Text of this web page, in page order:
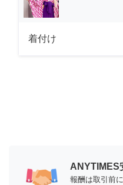
着付け
ANYTIMES
報酬は取引前